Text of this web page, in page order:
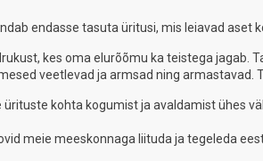
endasse tasuta üritusi, mis leiavad aset
kes oma elurõõmu ka teistega jagab.
veetlevad ja armsad ning armastavad.
kohta kogumist ja avaldamist ühes
meie meeskonnaga liituda ja tegeleda